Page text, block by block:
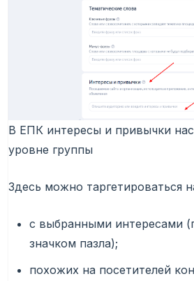
В ЕПК интересы и привычки
уровне группы
Здесь можно таргетироваться
с выбранными интересами
значком пазла);
похожих на посетителей